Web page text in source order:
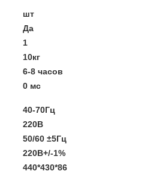
шт
Да
1
10кг
6-8 часов
0 мс
40-70Гц
220В
50/60 ±5Гц
220В+/-1%
440*430*86